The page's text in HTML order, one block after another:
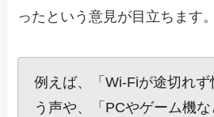
ったという意見が目立ちます。
例えば、「Wi-Fiが途切れ
う声や、「PCやゲーム機